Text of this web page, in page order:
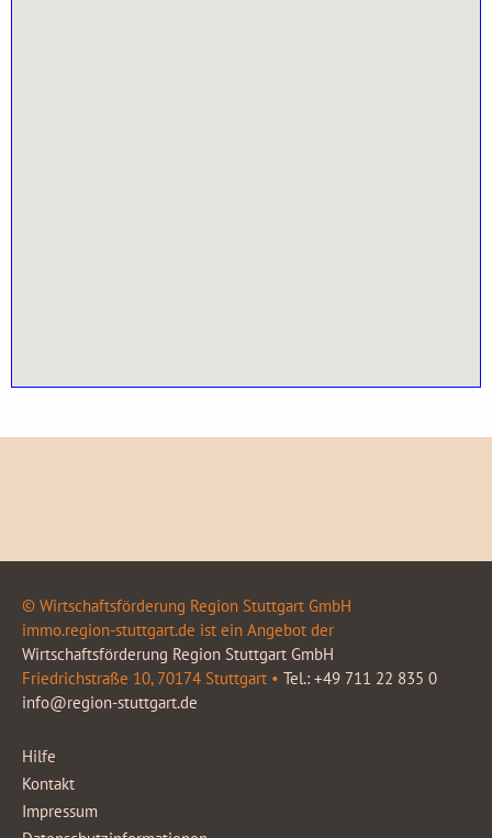
© Wirtschaftsförderung Region Stuttgart GmbH
immo.region-stuttgart.de ist ein Angebot der
Wirtschaftsförderung Region Stuttgart GmbH
Friedrichstraße 10, 70174 Stuttgart • Tel.: +49 711 22 835 0
info@region-stuttgart.de
Hilfe
Kontakt
Impressum